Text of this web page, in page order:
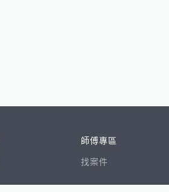
師傅專區
找案件